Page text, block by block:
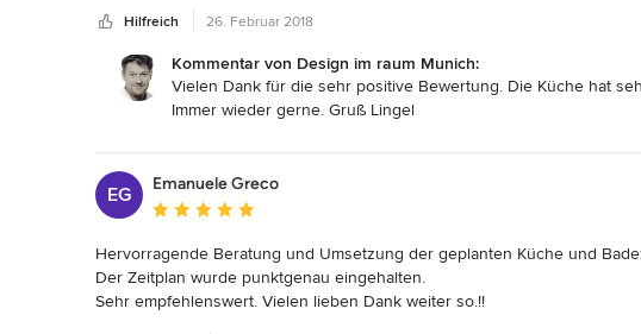
Vielen Dank Herr Lingel, dass Sie unseren Traum  von Küche geschaffen
Hilfreich 26. Februar 2018
Kommentar von Design im raum Munich:
Vielen Dank für die sehr positive Bewertung. Die Küche hat
Immer wieder gerne. Gruß Lingel
EG
Emanuele Greco
Durchschnittliche Bewertung: 5 von 5 Sternen
Hervorragende Beratung und Umsetzung der geplanten Küche und
Der Zeitplan wurde punktgenau eingehalten.
Sehr empfehlenswert. Vielen lieben Dank weiter so.!!